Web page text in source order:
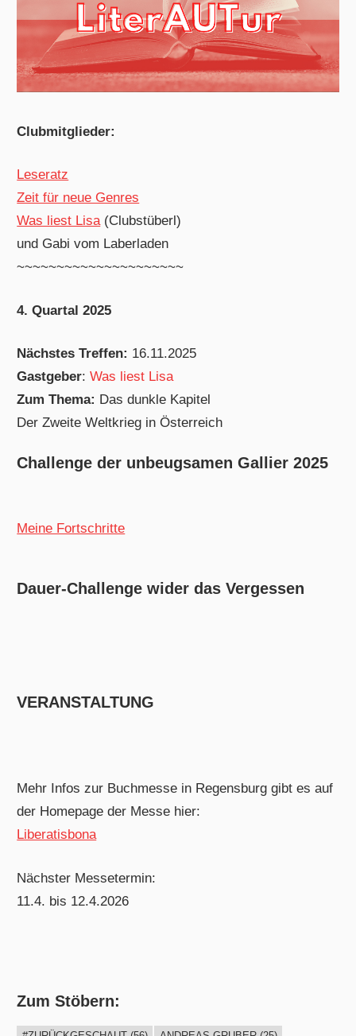
Clubmitglieder:
Leseratz
Zeit für neue Genres
Was liest Lisa(Clubstüberl)
und Gabi vom Laberladen
~~~~~~~~~~~~~~~~~~~~~
4. Quartal 2025
Nächstes Treffen: 16.11.2025
Gastgeber:Was liest Lisa
Zum Thema: Das dunkle Kapitel
Der Zweite Weltkrieg in Österreich
Challenge der unbeugsamen Gallier 2025
Meine Fortschritte
Dauer-Challenge wider das Vergessen
VERANSTALTUNG
Mehr Infos zur Buchmesse in Regensburg gibt es auf
der Homepage der Messe hier:
Liberatisbona
Nächster Messetermin:
11.4. bis 12.4.2026
Zum Stöbern: